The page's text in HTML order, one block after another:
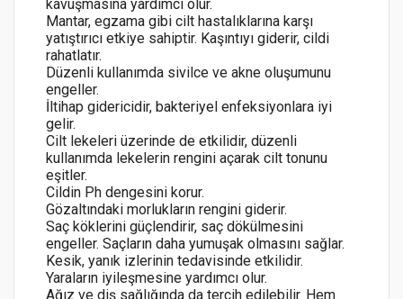
kavuşmasına yardımcı olur.
Mantar, egzama gibi cilt hastalıklarına karşı
yatıştırıcı etkiye sahiptir. Kaşıntıyı giderir, cildi
rahatlatır.
Düzenli kullanımda sivilce ve akne oluşumunu
engeller.
İltihap gidericidir, bakteriyel enfeksiyonlara iyi
gelir.
Cilt lekeleri üzerinde de etkilidir, düzenli
kullanımda lekelerin rengini açarak cilt tonunu
eşitler.
Cildin Ph dengesini korur.
Gözaltındaki morlukların rengini giderir.
Saç köklerini güçlendirir, saç dökülmesini
engeller. Saçların daha yumuşak olmasını sağlar.
Kesik, yanık izlerinin tedavisinde etkilidir.
Yaraların iyileşmesine yardımcı olur.
Ağız ve diş sağlığında da tercih edilebilir. Hem